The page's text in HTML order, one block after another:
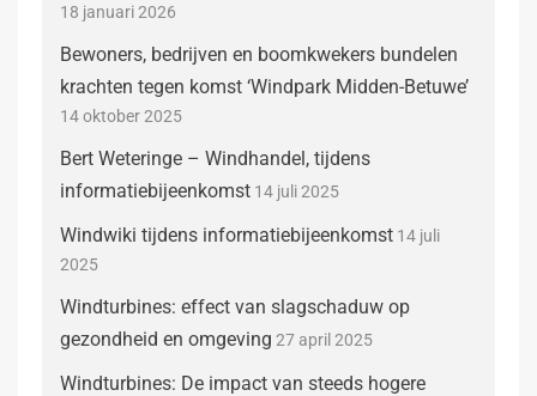
18 januari 2026
Bewoners, bedrijven en boomkwekers bundelen
krachten tegen komst ‘Windpark Midden-Betuwe’
14 oktober 2025
Bert Weteringe – Windhandel, tijdens
informatiebijeenkomst 14 juli 2025
Windwiki tijdens informatiebijeenkomst 14 juli
2025
Windturbines: effect van slagschaduw op
gezondheid en omgeving 27 april 2025
Windturbines: De impact van steeds hogere